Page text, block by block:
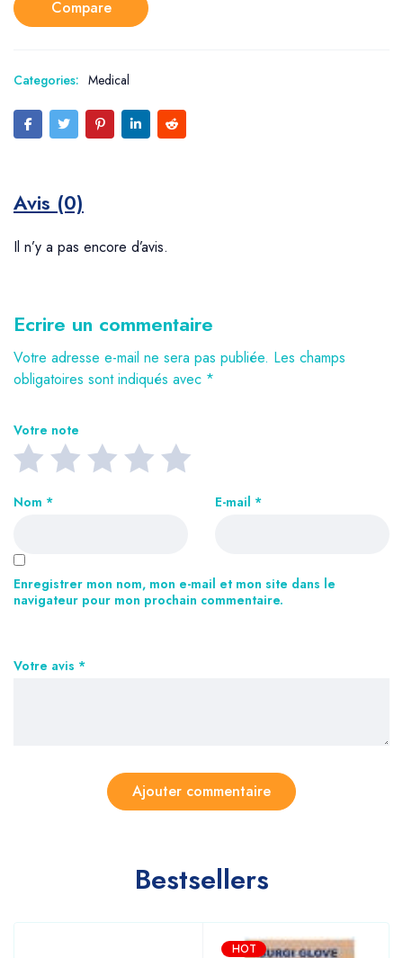
Compare
Categories: Medical
Avis (0)
Il n’y a pas encore d’avis.
Ecrire un commentaire
Votre adresse e-mail ne sera pas publiée. Les champs
obligatoires sont indiqués avec *
Votre note
Votre avis *
Nom * E-mail *
Enregistrer mon nom, mon e-mail et mon site dans le
navigateur pour mon prochain commentaire.
Bestsellers
HOT